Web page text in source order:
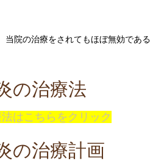
当院の治療をされてもほぼ無効である
の治療法
はこちらをクリック
の治療計画